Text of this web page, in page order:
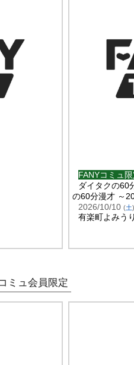
FANYコミュ
ダイタクの
の60分漫才 ～
2026/10/10 (土)
有楽町よみう
ミュ会員限定